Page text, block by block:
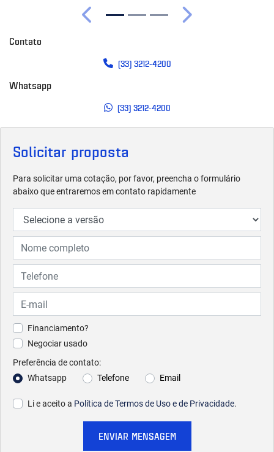
Solicitar proposta
Para solicitar uma cotação, por favor, preencha o formulário
abaixo que entraremos em contato rapidamente
Financiamento?
Negociar usado
Preferência de contato:
Whatsapp
Telefone Email
Li e aceito a Política de Termos de Uso e de Privacidade.
ENVIAR MENSAGEM
Anterior Próximo
Contato
(33) 3212-4200
Whatsapp
(33) 3212-4200